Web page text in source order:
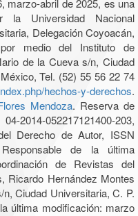
marzo-abril de 2025, es una
la Universidad Nacional
Delegación Coyoacán,
medio del Instituto de
de la Cueva s/n, Ciudad
Tel. (52) 55 56 22 74
hechos-y-derechos.
Mendoza. Reserva de
2014-052217121400-203,
Derecho de Autor, ISSN
de la última
de Revistas del
Ricardo Hernández Montes
Ciudad Universitaria, C. P.
última modificación: marzo